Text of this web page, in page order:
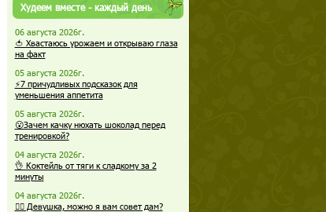
Худеем вместе - каждый день
06 августа 2026г.
🍅 Хвастаюсь урожаем и открываю глаза
на факт
05 августа 2026г.
⚡7 причудливых подсказок для
уменьшения аппетита
05 августа 2026г.
😮Зачем качку нюхать шоколад перед
тренировкой?
04 августа 2026г.
👌 Коктейль от тяги к сладкому за 2
минуты
04 августа 2026г.
🏋️‍♀️ Девушка, можно я вам совет дам?